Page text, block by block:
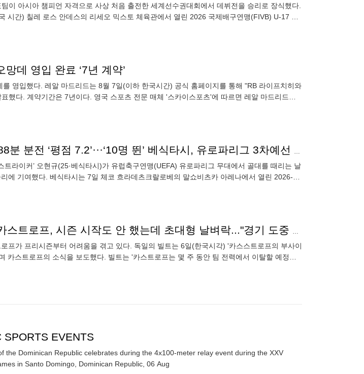
이 아시아 챔피언 자격으로 사상 처음 출전한 세계선수권대회에서 데뷔전을 승리로 장식했다.
시간) 칠레 로스 안데스의 리세오 믹스토 체육관에서 열린 2026 국제배구연맹(FIVB) U-17 여
데 영입 완료 ‘7년 계약’
영입했다. 레알 마드리드는 8월 7일(이하 한국시간) 공식 홈페이지를 통해 "RB 라이프치히와
했다. 계약기간은 7년이다. 영국 스포츠 전문 매체 '스카이스포츠'에 따르면 레알 마드리드가
‘크로스바 강타’ 오현규, 88분 분전 ‘평점 7.2’···‘10명 뛴’ 베식타시, 유로파리그 3차예선 1차전 1-0 승
트라이커’ 오현규(25·베식타시)가 유럽축구연맹(UEFA) 유로파리그 무대에서 골대를 때리는 날
에 기여했다. 베식타시는 7일 체코 흐라데츠크랄로베의 말쇼비츠카 아레나에서 열린 2026-
'韓 국가대표 혼혈 선수' 카스트로프, 시즌 시작도 안 했는데 초대형 날벼락..."경기 도중 구급차 타고 병원 이송"
프가 프리시즌부터 어려움을 겪고 있다. 독일의 빌트는 6일(한국시각) '카스스트로프의 부사이
카스트로프의 소식을 보도했다. 빌트는 '카스트로프는 몇 주 동안 팀 전력에서 이탈할 예정이
SPORTS EVENTS
the Dominican Republic celebrates during the 4x100-meter relay event during the XXV
in Santo Domingo, Dominican Republic, 06 Aug